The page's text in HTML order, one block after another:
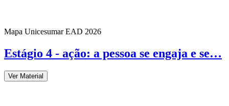
Mapa Unicesumar EAD 2026
Estágio 4 - ação: a pessoa se engaja e se…
Ver Material